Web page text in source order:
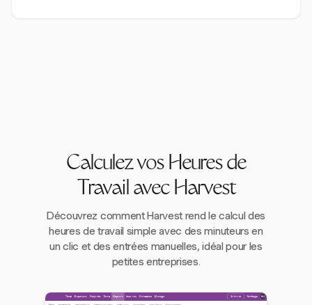
Calculez vos Heures de
Travail avec Harvest
Découvrez comment Harvest rend le calcul des
heures de travail simple avec des minuteurs en
un clic et des entrées manuelles, idéal pour les
petites entreprises.